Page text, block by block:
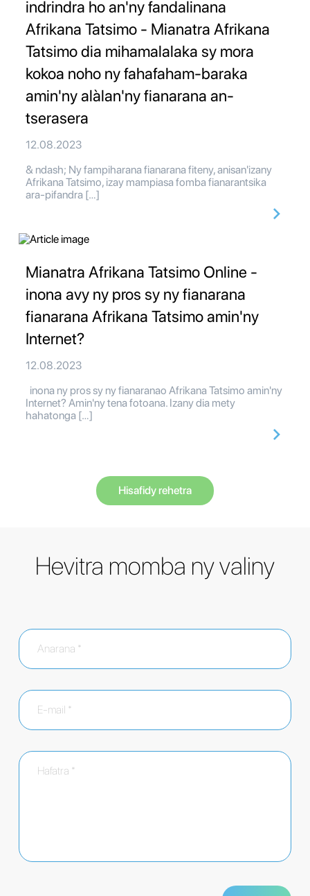
indrindra ho an'ny fandalinana
Afrikana Tatsimo - Mianatra Afrikana
Tatsimo dia mihamalalaka sy mora
kokoa noho ny fahafaham-baraka
amin'ny alàlan'ny fianarana an-
tserasera
12.08.2023
& ndash; Ny fampiharana fianarana fiteny, anisan'izany
Afrikana Tatsimo, izay mampiasa fomba fianarantsika
ara-pifandra […]
Mianatra Afrikana Tatsimo Online -
inona avy ny pros sy ny fianarana
fianarana Afrikana Tatsimo amin'ny
Internet?
12.08.2023
inona ny pros sy ny fianaranao Afrikana Tatsimo amin'ny
Internet? Amin'ny tena fotoana. Izany dia mety
hahatonga […]
Hisafidy rehetra
Hevitra momba ny valiny